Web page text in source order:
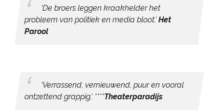
‘De broers leggen kraakhelder het
probleem van politiek en media bloot.’ Het
Parool
‘Verrassend, vernieuwend, puur en vooral
ontzettend grappig.’****Theaterparadijs